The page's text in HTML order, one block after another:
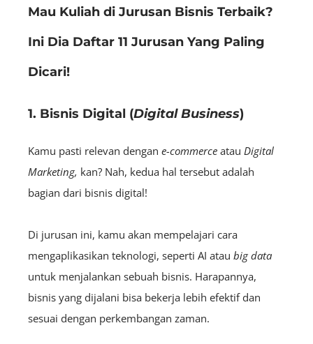
Mau Kuliah di Jurusan Bisnis Terbaik?
Ini Dia Daftar 11 Jurusan Yang Paling
Dicari!
1. Bisnis Digital (Digital Business)
Kamu pasti relevan dengan e-commerce atau Digital
Marketing, kan? Nah, kedua hal tersebut adalah
bagian dari bisnis digital!
Di jurusan ini, kamu akan mempelajari cara
mengaplikasikan teknologi, seperti AI atau big data
untuk menjalankan sebuah bisnis. Harapannya,
bisnis yang dijalani bisa bekerja lebih efektif dan
sesuai dengan perkembangan zaman.